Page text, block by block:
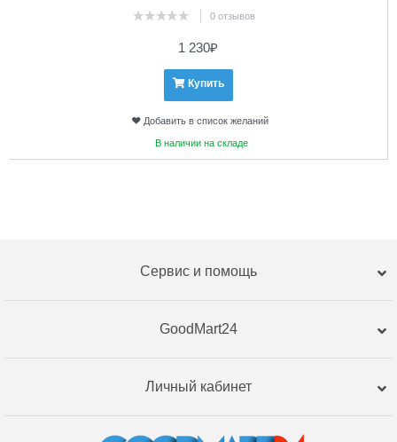
0 отзывов
1 230₽
Купить
Добавить в список желаний
В наличии на складе
Сервис и помощь
GoodMart24
Личный кабинет